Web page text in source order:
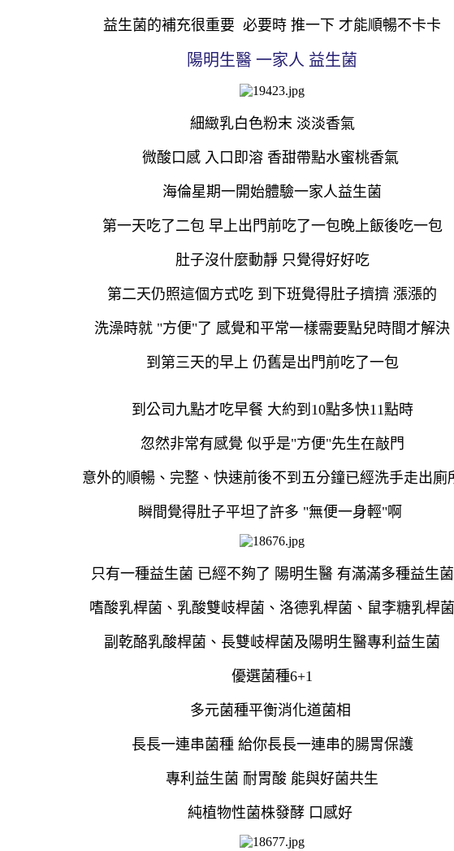
益生菌的補充很重要 必要時 推一下 才能順暢不卡卡
陽明生醫 一家人 益生菌
細緻乳白色粉末 淡淡香氣
微酸口感 入口即溶 香甜帶點水蜜桃香氣
海倫星期一開始體驗一家人益生菌
第一天吃了二包 早上出門前吃了一包晚上飯後吃一包
肚子沒什麼動靜 只覺得好好吃
第二天仍照這個方式吃 到下班覺得肚子擠擠 漲漲的
洗澡時就 "方便"了 感覺和平常一樣需要點兒時間才解決
到第三天的早上 仍舊是出門前吃了一包
到公司九點才吃早餐 大約到10點多快11點時
忽然非常有感覺 似乎是"方便"先生在敲門
意外的順暢、完整、快速前後不到五分鐘已經洗手走出廁
瞬間覺得肚子平坦了許多 "無便一身輕"啊
只有一種益生菌 已經不夠了 陽明生醫 有滿滿多種益生菌
嗜酸乳桿菌、乳酸雙岐桿菌、洛德乳桿菌、鼠李糖乳桿菌
副乾酪乳酸桿菌、長雙岐桿菌及陽明生醫專利益生菌
優選菌種6+1
多元菌種平衡消化道菌相
長長一連串菌種 給你長長一連串的腸胃保護
專利益生菌 耐胃酸 能與好菌共生
純植物性菌株發酵 口感好